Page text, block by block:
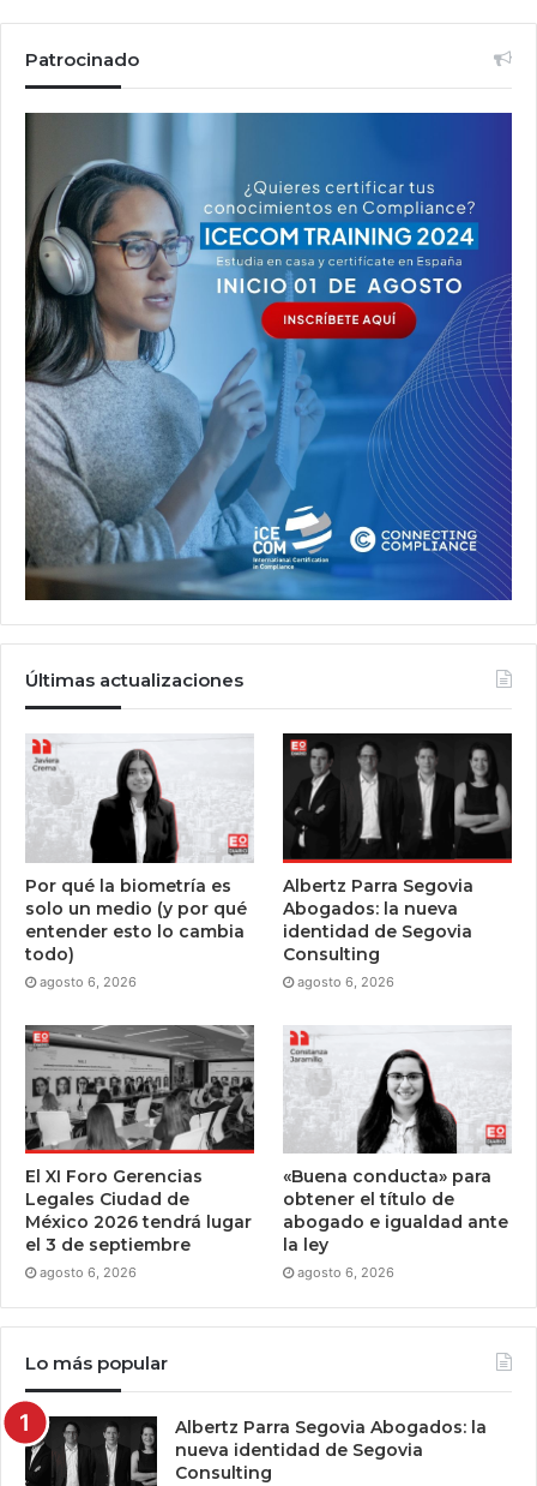
Patrocinado
Últimas actualizaciones
Por qué la biometría es
solo un medio (y por qué
entender esto lo cambia
todo)
agosto 6, 2026
Albertz Parra Segovia
Abogados: la nueva
identidad de Segovia
Consulting
agosto 6, 2026
El XI Foro Gerencias
Legales Ciudad de
México 2026 tendrá lugar
el 3 de septiembre
agosto 6, 2026
«Buena conducta» para
obtener el título de
abogado e igualdad ante
la ley
agosto 6, 2026
Lo más popular
Albertz Parra Segovia Abogados: la
nueva identidad de Segovia
Consulting